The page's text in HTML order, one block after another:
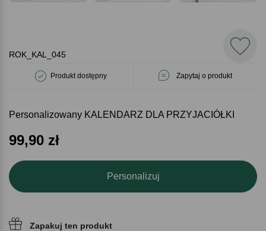
ROK_KAL_045
Produkt dostępny Zapytaj o produkt
Personalizowany KALENDARZ DLA PRZYJACIÓŁKI
99,90 zł
Personalizuj
Zapakuj ten produkt